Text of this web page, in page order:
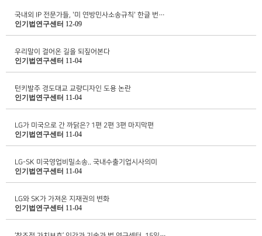
국내외 IP 전문가들, '미 연방민사소송규칙' 한글 번…
인기법연구센터 12-09
우리말이 걸어온 길을 되짚어본다
인기법연구센터 11-04
턴키발주 경도대교 교량디자인 도용 논란
인기법연구센터 11-04
LG가 미국으로 간 까닭은? 1편 2편 3편 마지막편
인기법연구센터 11-04
LG-SK 미국영업비밀소송.. 국내수출기업시사의미
인기법연구센터 11-04
LG와 SK가 가져온 지재권의 변화
인기법연구센터 11-04